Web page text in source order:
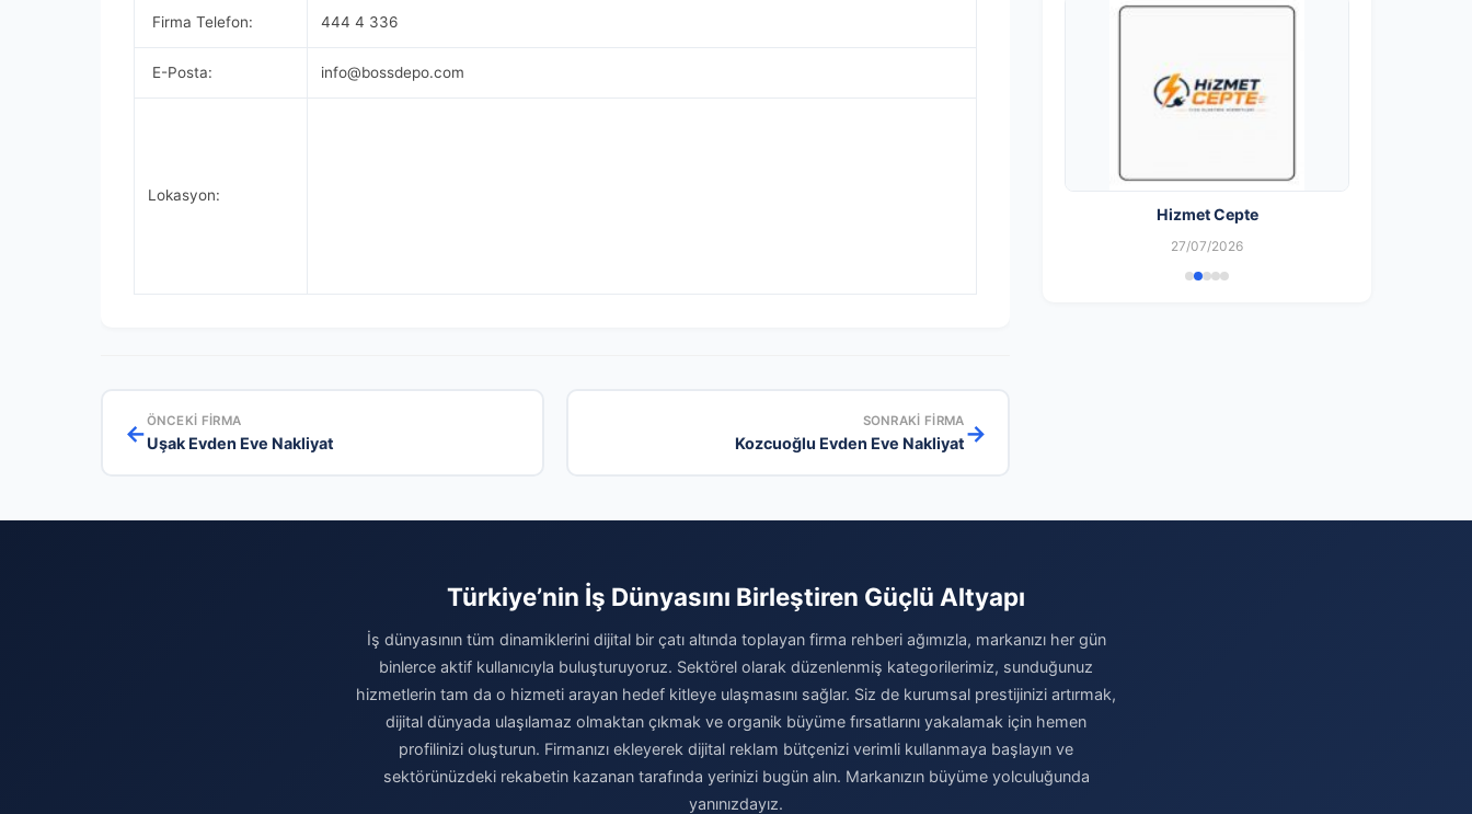
Firma Telefon: 444 4 336
E-Posta: info@bossdepo.com
Lokasyon:
←ÖNCEKI FIRMA
Uşak Evden Eve Nakliyat
SONRAKI FIRMA
Kozcuoğlu Evden Eve Nakliyat→
Hizmet Cepte
27/07/2026
Türkiye’nin İş Dünyasını Birleştiren Güçlü Altyapı
İş dünyasının tüm dinamiklerini dijital bir çatı altında toplayan firma rehberi ağımızla, markanızı her gün
binlerce aktif kullanıcıyla buluşturuyoruz. Sektörel olarak düzenlenmiş kategorilerimiz, sunduğunuz
hizmetlerin tam da o hizmeti arayan hedef kitleye ulaşmasını sağlar. Siz de kurumsal prestijinizi artırmak,
dijital dünyada ulaşılamaz olmaktan çıkmak ve organik büyüme fırsatlarını yakalamak için hemen
profilinizi oluşturun. Firmanızı ekleyerek dijital reklam bütçenizi verimli kullanmaya başlayın ve
sektörünüzdeki rekabetin kazanan tarafında yerinizi bugün alın. Markanızın büyüme yolculuğunda
yanınızdayız.